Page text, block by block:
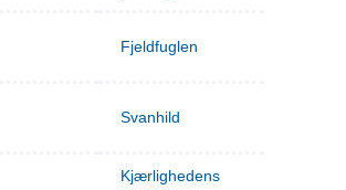
Fjeldfuglen
Svanhild
Kjærlighedens